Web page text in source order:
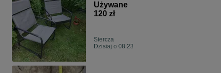
Używane
120 zł
Siercza
Dzisiaj o 08:23